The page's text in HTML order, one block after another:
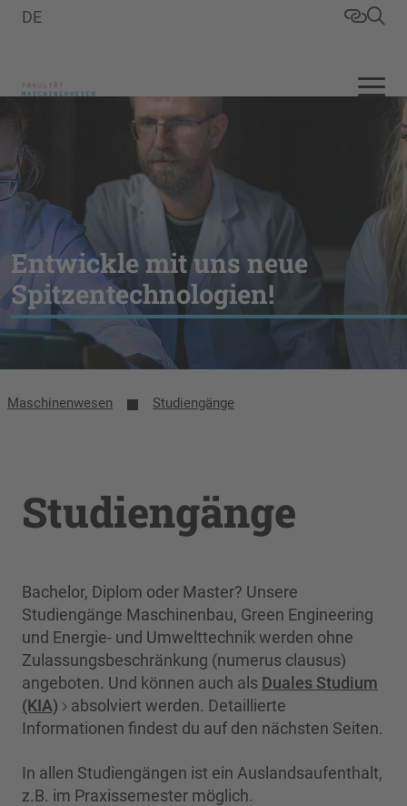
DE
Entwickle mit uns neue
Spitzentechnologien!
Maschinenwesen Studiengänge
Studiengänge
Bachelor, Diplom oder Master? Unsere
Studiengänge Maschinenbau, Green Engineering
und Energie- und Umwelttechnik werden ohne
Zulassungsbeschränkung (numerus clausus)
angeboten. Und können auch als Duales Studium
(KIA)
absolviert werden. Detaillierte
Informationen findest du auf den nächsten Seiten.
In allen Studiengängen ist ein Auslandsaufenthalt,
z.B. im Praxissemester möglich.